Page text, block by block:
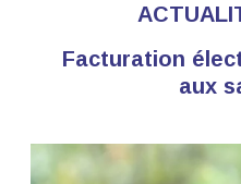
Facturation
aux